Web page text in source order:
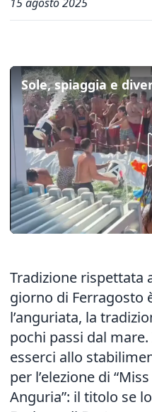
Tradizione rispettata
giorno di Ferragosto
l’anguriata, la
pochi passi dal
esserci allo
per l’elezione di
Anguria”: il titolo se